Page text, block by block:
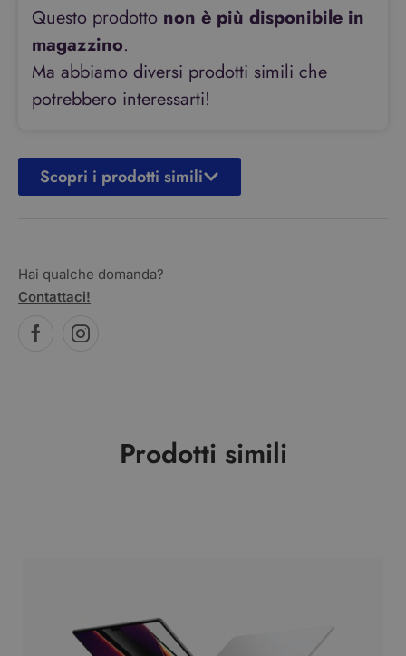
Questo prodotto non è più disponibile in
magazzino.
Ma abbiamo diversi prodotti simili che
potrebbero interessarti!
Scopri i prodotti simili
Hai qualche domanda?
Contattaci!
Prodotti simili